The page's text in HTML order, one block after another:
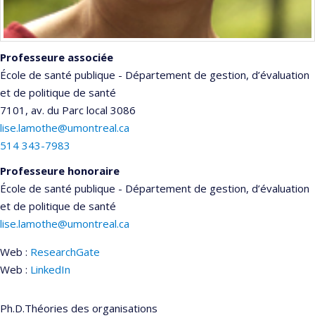
Professeure associée
École de santé publique - Département de gestion, d’évaluation
et de politique de santé
7101, av. du Parc local 3086
lise.lamothe@umontreal.ca
514 343-7983
Professeure honoraire
École de santé publique - Département de gestion, d’évaluation
et de politique de santé
lise.lamothe@umontreal.ca
Web : ResearchGate
Web : LinkedIn
Ph.D.Théories des organisations